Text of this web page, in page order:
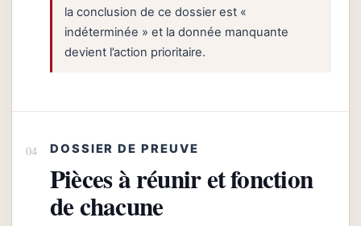
la conclusion de ce dossier est «
indéterminée » et la donnée manquante
devient l’action prioritaire.
DOSSIER DE PREUVE
Pièces à réunir et fonction
de chacune